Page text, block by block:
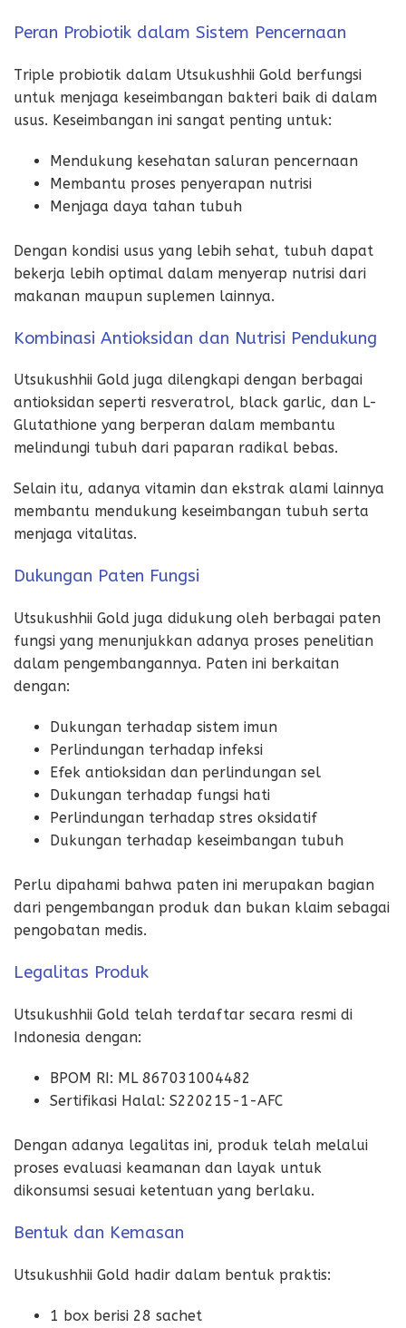
Peran Probiotik dalam Sistem Pencernaan
Triple probiotik dalam Utsukushhii Gold berfungsi
untuk menjaga keseimbangan bakteri baik di dalam
usus. Keseimbangan ini sangat penting untuk:
Mendukung kesehatan saluran pencernaan
Membantu proses penyerapan nutrisi
Menjaga daya tahan tubuh
Dengan kondisi usus yang lebih sehat, tubuh dapat
bekerja lebih optimal dalam menyerap nutrisi dari
makanan maupun suplemen lainnya.
Kombinasi Antioksidan dan Nutrisi Pendukung
Utsukushhii Gold juga dilengkapi dengan berbagai
antioksidan seperti resveratrol, black garlic, dan L-
Glutathione yang berperan dalam membantu
melindungi tubuh dari paparan radikal bebas.
Selain itu, adanya vitamin dan ekstrak alami lainnya
membantu mendukung keseimbangan tubuh serta
menjaga vitalitas.
Dukungan Paten Fungsi
Utsukushhii Gold juga didukung oleh berbagai paten
fungsi yang menunjukkan adanya proses penelitian
dalam pengembangannya. Paten ini berkaitan
dengan:
Dukungan terhadap sistem imun
Perlindungan terhadap infeksi
Efek antioksidan dan perlindungan sel
Dukungan terhadap fungsi hati
Perlindungan terhadap stres oksidatif
Dukungan terhadap keseimbangan tubuh
Perlu dipahami bahwa paten ini merupakan bagian
dari pengembangan produk dan bukan klaim sebagai
pengobatan medis.
Legalitas Produk
Utsukushhii Gold telah terdaftar secara resmi di
Indonesia dengan:
BPOM RI: ML 867031004482
Sertifikasi Halal: S220215-1-AFC
Dengan adanya legalitas ini, produk telah melalui
proses evaluasi keamanan dan layak untuk
dikonsumsi sesuai ketentuan yang berlaku.
Bentuk dan Kemasan
Utsukushhii Gold hadir dalam bentuk praktis:
1 box berisi 28 sachet